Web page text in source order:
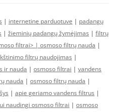
| internetine parduotuve | padangų
| žieminių padangų žymėjimas | filtrų
filtrai> | osmoso filtrų nauda |
filtrų naudojimas |
ir nauda | osmoso filtrai | vandens
nauda | osmoso filtrų nauda |
| apie geriamo vandens filtrus |
naudingi osmoso filtrai | osmoso